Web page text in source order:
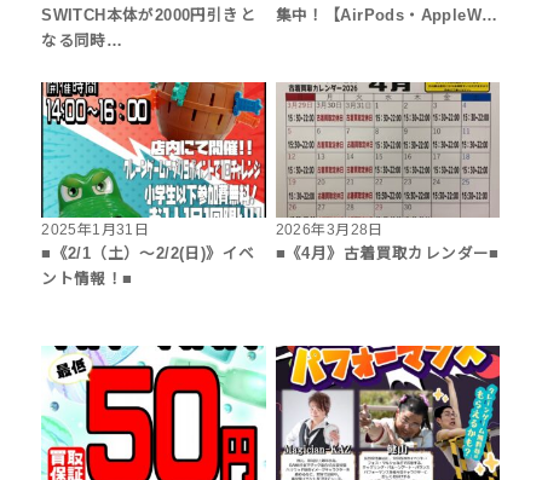
SWITCH本体が2000円引きと
なる同時…
集中！【AirPods・AppleW…
2025年1月31日
■《2/1（土）～2/2(日)》イベ
ント情報！■
2026年3月28日
■《4月》古着買取カレンダー■